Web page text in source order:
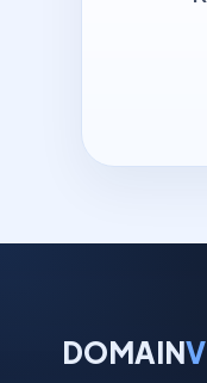
DOMAIN